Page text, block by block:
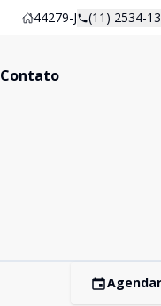
44279-J (11) 2534-
Contato